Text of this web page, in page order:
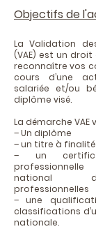
Objectifs de
La Validation
(VAE) est un
reconnaître vos
cours d’une
salariée et/ou
diplôme visé.
La démarche
– Un diplôme
– un titre à
– un
national
professionnelles
– une
classifications
nationale.